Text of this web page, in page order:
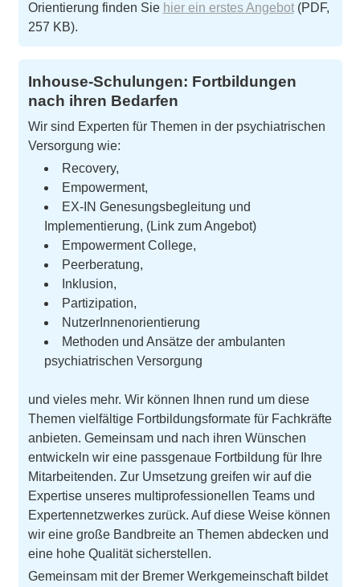
Orientierung finden Sie hier ein erstes Angebot(PDF,
257 KB).
Inhouse-Schulungen: Fortbildungen
nach ihren Bedarfen
Wir sind Experten für Themen in der psychiatrischen
Versorgung wie:
Recovery,
Empowerment,
EX-IN Genesungsbegleitung und
Implementierung, (Link zum Angebot)
Empowerment College,
Peerberatung,
Inklusion,
Partizipation,
NutzerInnenorientierung
Methoden und Ansätze der ambulanten
psychiatrischen Versorgung
und vieles mehr. Wir können Ihnen rund um diese
Themen vielfältige Fortbildungsformate für Fachkräfte
anbieten. Gemeinsam und nach ihren Wünschen
entwickeln wir eine passgenaue Fortbildung für Ihre
Mitarbeitenden. Zur Umsetzung greifen wir auf die
Expertise unseres multiprofessionellen Teams und
Expertennetzwerkes zurück. Auf diese Weise können
wir eine große Bandbreite an Themen abdecken und
eine hohe Qualität sicherstellen.
Gemeinsam mit der Bremer Werkgemeinschaft bildet